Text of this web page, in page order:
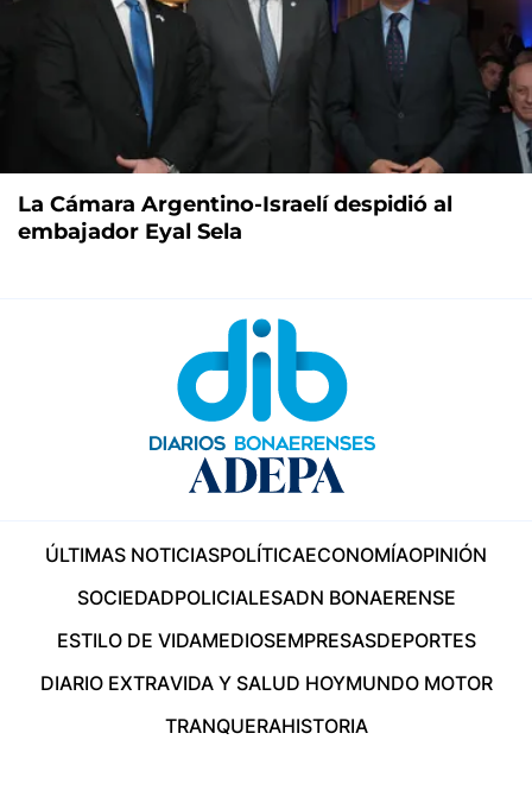
La Cámara Argentino-Israelí despidió al
embajador Eyal Sela
ÚLTIMAS NOTICIASPOLÍTICAECONOMÍAOPINIÓN
SOCIEDADPOLICIALESADN BONAERENSE
ESTILO DE VIDAMEDIOSEMPRESASDEPORTES
DIARIO EXTRAVIDA Y SALUD HOYMUNDO MOTOR
TRANQUERAHISTORIA